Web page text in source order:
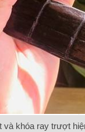
khóa ray trượt